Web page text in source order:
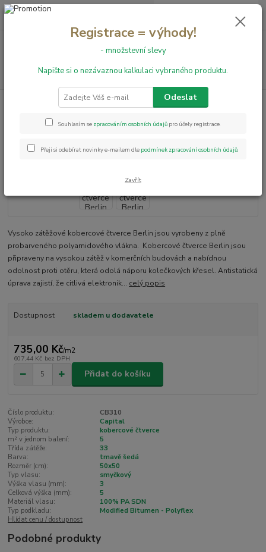
Hledat
+420 731 199 591 0,00 Kč
Kobercové čtverce Kobercové čtverce Berlin 310
Kobercové čtverce Berlin 310
Vysoko zátěžové kobercové čtverce Berlin jsou vyrobeny z plně
probarveného polyamidového vlákna. Kobercové čtverce Berlin jsou
připraveny na vysokou zátěž v komerčních budovách a nabídnou
odolnost proti otěru, která odolá náporu kolečkových křesel. Antistatická
úprava zajistí, že citlivá elektronik... celý popis
Dostupnost skladem u dodavatele
735,00 Kč/m2
607,44 Kč bez DPH
Přidat do košíku
Číslo produktu:
CB310
Výrobce:
Capital
Typ produktu:
kobercové čtverce
m² v jednom balení:
5
Třída zátěže:
33
Barva:
tmavě šedá
Rozměr (cm):
50x50
Typ vlasu:
smyčkový
Výška vlasu (mm):
3
Celková výška (mm):
5
Materiál vlasu:
100% PA SDN
Typ podkladu:
Modified Bitumen - Polyflex
Hlídat cenu / dostupnost
Podobné produkty
Registrace = výhody!
- množstevní slevy
Napište si o nezávaznou kalkulaci vybraného produktu.
Odeslat
Souhlasím se zpracováním osobních údajů pro účely registrace.
Přeji si odebírat novinky e-mailem dle podmínek zpracování osobních údajů.
Zavřít